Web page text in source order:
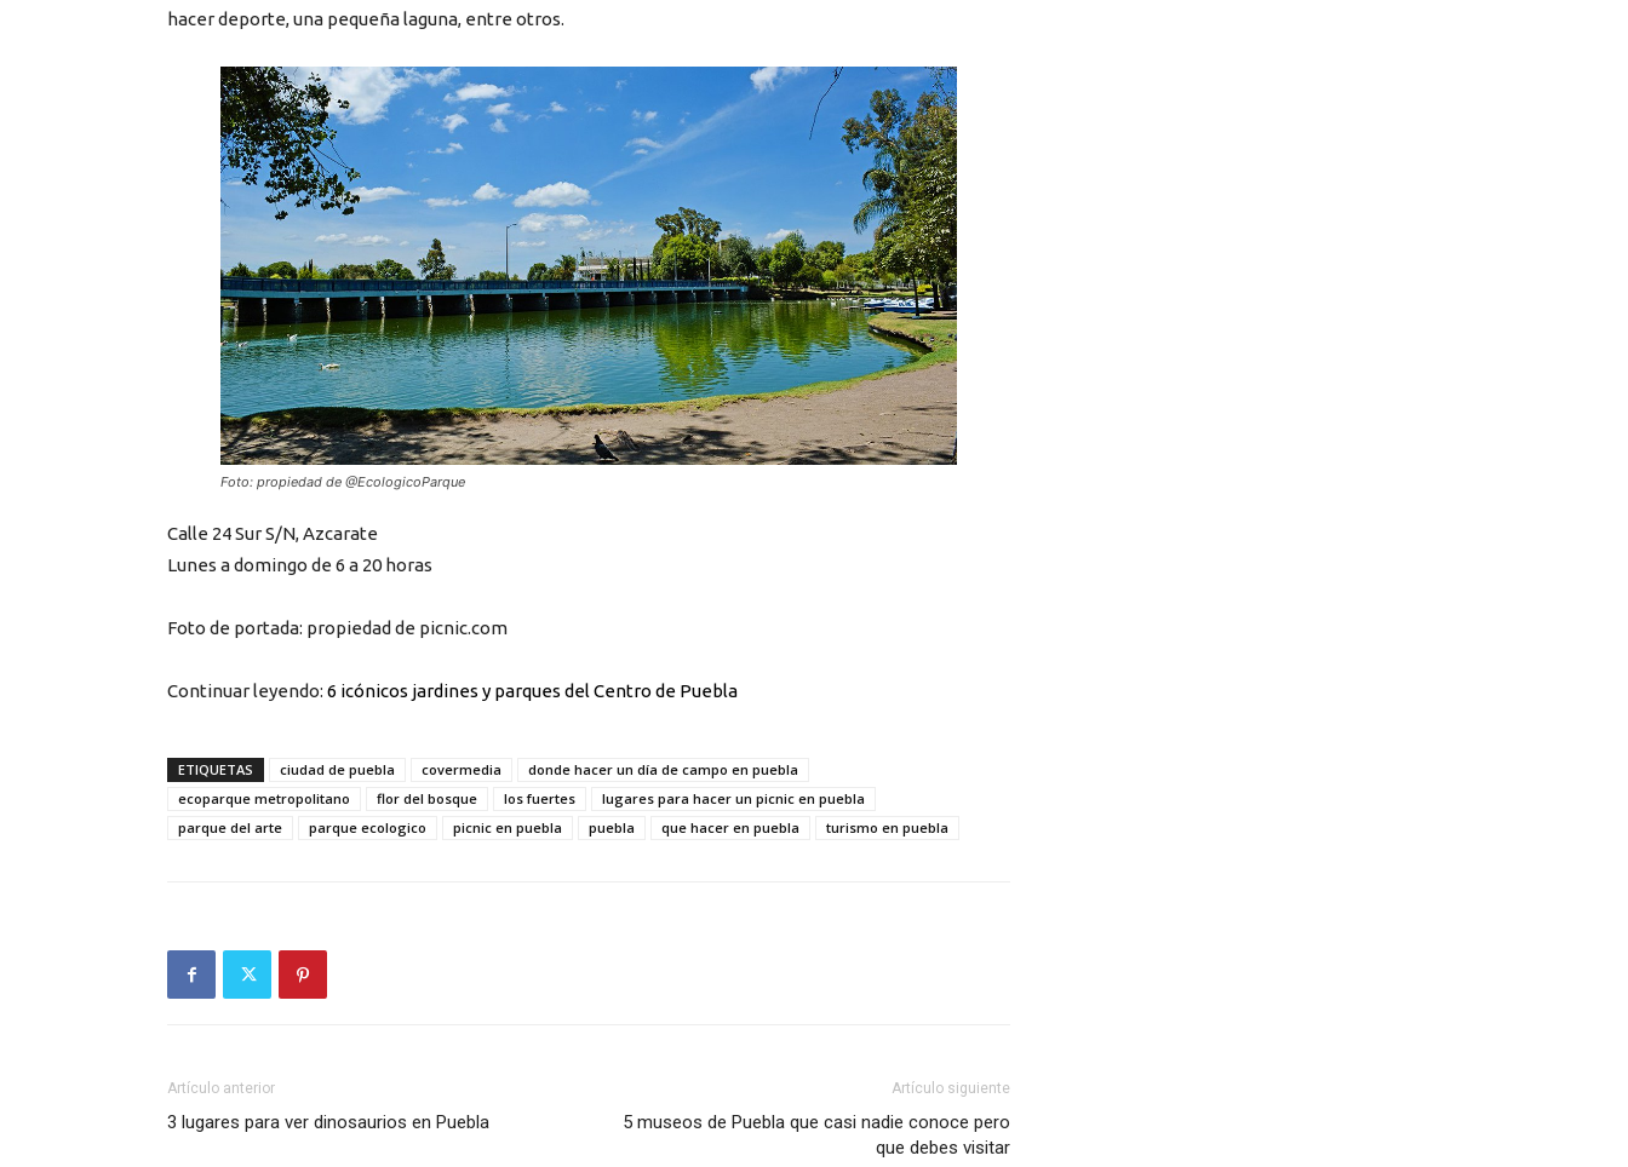
hacer deporte, una pequeña laguna, entre otros.
Foto: propiedad de @EcologicoParque
Calle 24 Sur S/N, Azcarate
Lunes a domingo de 6 a 20 horas
Foto de portada: propiedad de picnic.com
Continuar leyendo: 6 icónicos jardines y parques del Centro de Puebla
ETIQUETAS ciudad de puebla covermedia
donde hacer un día de campo en puebla
ecoparque metropolitano
flor del bosque los fuertes
lugares para hacer un picnic en puebla
parque del arte
parque ecologico picnic en puebla puebla que hacer en puebla turismo en puebla
Artículo anterior
3 lugares para ver dinosaurios en Puebla
Artículo siguiente
5 museos de Puebla que casi nadie conoce pero
que debes visitar